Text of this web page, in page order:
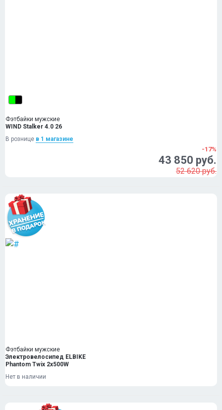
Фэтбайки мужские
WIND Stalker 4.0 26
В рознице в 1 магазинe
-17%
43 850 руб.
52 620 руб.
Фэтбайки мужские
Электровелосипед ELBIKE
Phantom Twix 2x500W
Нет в наличии